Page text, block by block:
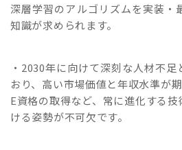
深層学習のアルゴリズムを実装・
知識が求められます。
・2030年に向けて深刻な人材不
おり、高い市場価値と年収水準が
E資格の取得など、常に進化する
ける姿勢が不可欠です。